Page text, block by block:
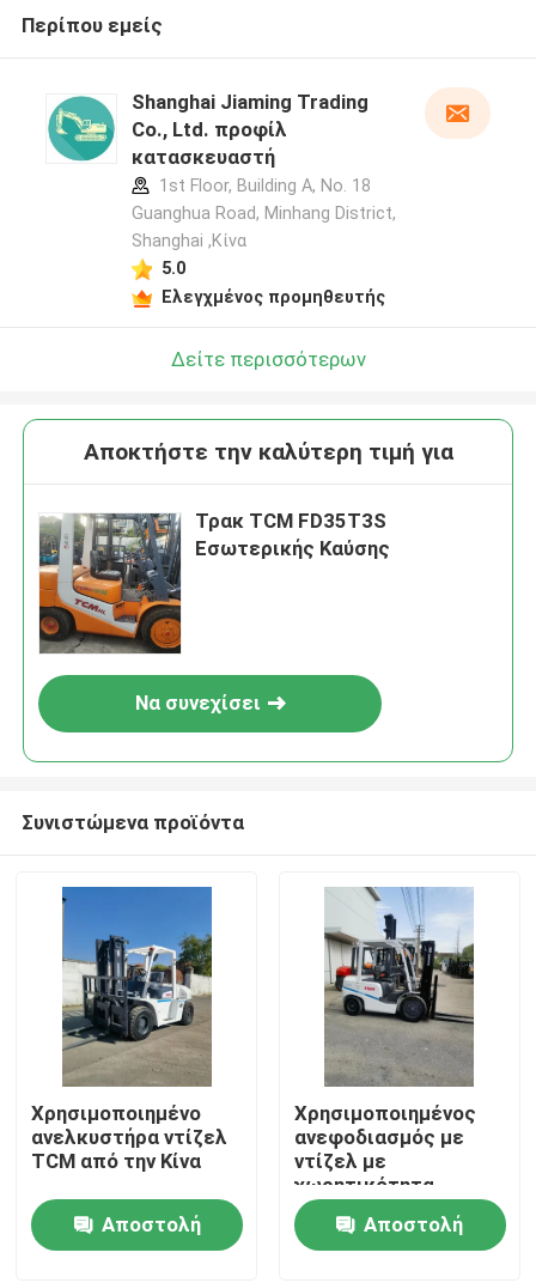
Σπίτι
Προϊόντα
Περίπου εμείς
Shanghai Jiaming Trading
Co., Ltd. προφίλ
κατασκευαστή
1st Floor, Building A, No. 18
Guanghua Road, Minhang District,
Shanghai ,Κίνα
5.0
Ελεγχμένος προμηθευτής
Δείτε περισσότερων
Αποκτήστε την καλύτερη τιμή για
Τρακ TCM FD35T3S
Εσωτερικής Καύσης
Να συνεχίσει
Συνιστώμενα προϊόντα
Χρησιμοποιημένο
ανελκυστήρα ντίζελ
TCM από την Κίνα
Αποστολή
Χρησιμοποιημένος
ανεφοδιασμός με
ντίζελ με
χωρητικότητα
φορτίου 3 τόνων
TCM
Αποστολή